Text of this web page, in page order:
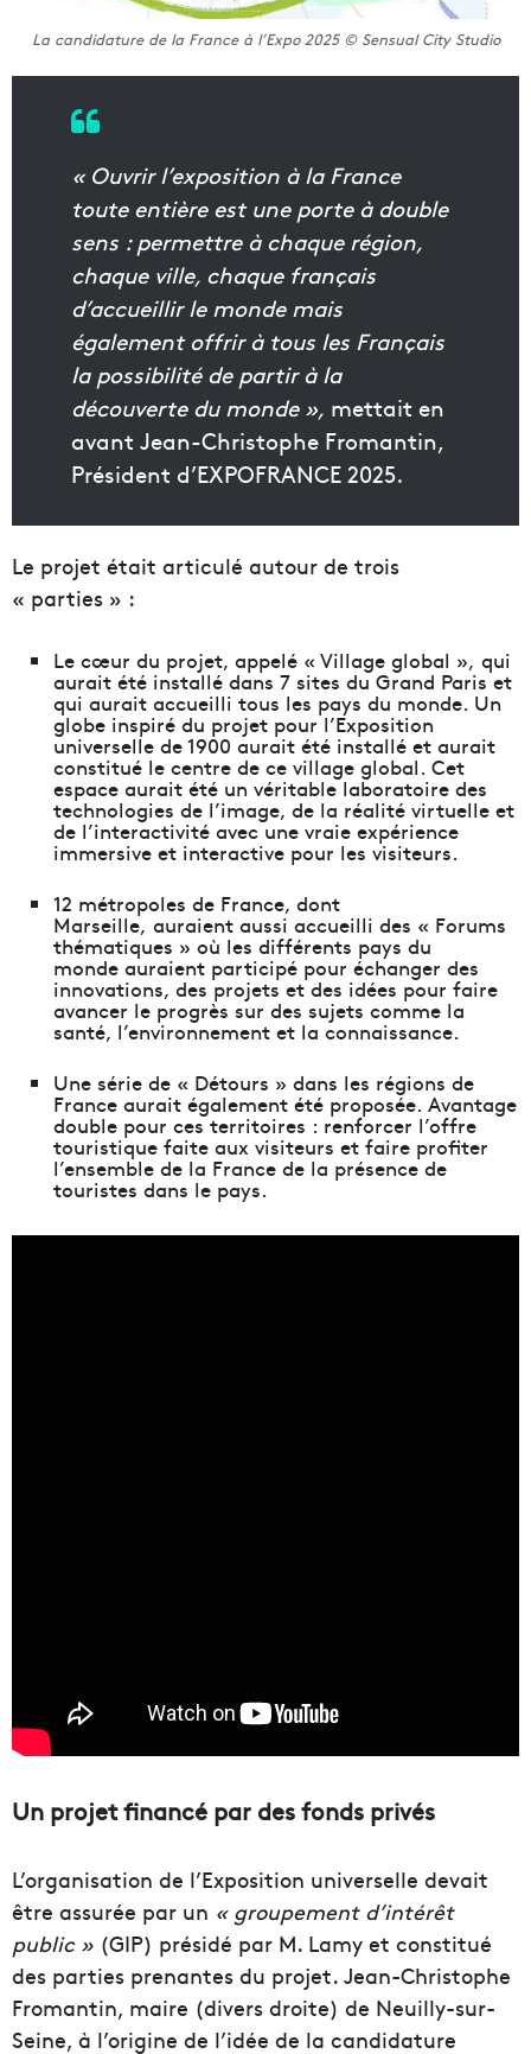
La candidature de la France à l’Expo 2025 © Sensual City Studio
« Ouvrir l’exposition à la France
toute entière est une porte à double
sens : permettre à chaque région,
chaque ville, chaque français
d’accueillir le monde mais
également offrir à tous les Français
la possibilité de partir à la
découverte du monde », mettait en
avant Jean-Christophe Fromantin,
Président d’EXPOFRANCE 2025.
Le projet était articulé autour de trois
« parties » :
Le cœur du projet, appelé « Village global », qui
aurait été installé dans 7 sites du Grand Paris et
qui aurait accueilli tous les pays du monde. Un
globe inspiré du projet pour l’Exposition
universelle de 1900 aurait été installé et aurait
constitué le centre de ce village global. Cet
espace aurait été un véritable laboratoire des
technologies de l’image, de la réalité virtuelle et
de l’interactivité avec une vraie expérience
immersive et interactive pour les visiteurs.
12 métropoles de France, dont
Marseille, auraient aussi accueilli des « Forums
thématiques » où les différents pays du
monde auraient participé pour échanger des
innovations, des projets et des idées pour faire
avancer le progrès sur des sujets comme la
santé, l’environnement et la connaissance.
Une série de « Détours » dans les régions de
France aurait également été proposée. Avantage
double pour ces territoires : renforcer l’offre
touristique faite aux visiteurs et faire profiter
l’ensemble de la France de la présence de
touristes dans le pays.
Un projet financé par des fonds privés
L’organisation de l’Exposition universelle devait
être assurée par un « groupement d’intérêt
public » (GIP) présidé par M. Lamy et constitué
des parties prenantes du projet. Jean-Christophe
Fromantin, maire (divers droite) de Neuilly-sur-
Seine, à l’origine de l’idée de la candidature